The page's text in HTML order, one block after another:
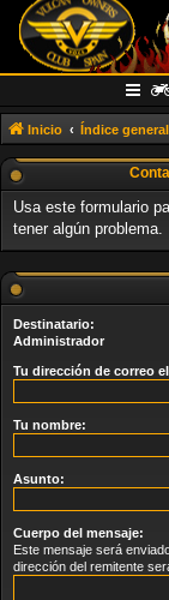
Inicio Índice general
Usa este formulario
tener algún problema.
Destinatario:
Administrador
Tu dirección de correo
Tu nombre:
Asunto:
Cuerpo del mensaje:
Este mensaje será
dirección del remitente